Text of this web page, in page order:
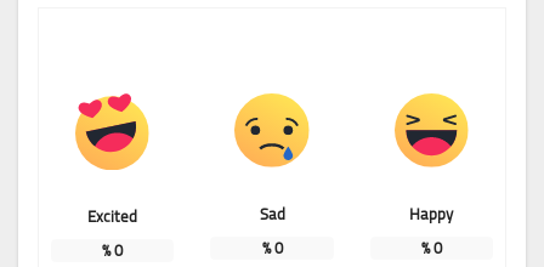
Happy
0
%
Sad
0
%
Excited
0
%